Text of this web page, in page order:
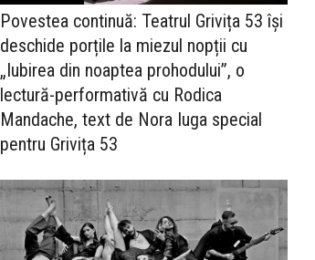
Povestea continuă: Teatrul Grivița 53 își
deschide porțile la miezul nopții cu
„Iubirea din noaptea prohodului”, o
lectură-performativă cu Rodica
Mandache, text de Nora Iuga special
pentru Grivița 53